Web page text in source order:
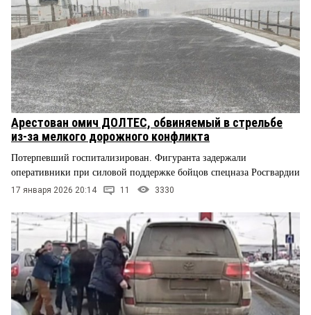
Арестован омич ДОЛТЕС, обвиняемый в стрельбе
из-за мелкого дорожного конфликта
Потерпевший госпитализирован. Фигуранта задержали
оперативники при силовой поддержке бойцов спецназа Росгвардии
17 января 2026 20:14 11 3330